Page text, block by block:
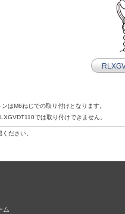
はM6ねじでの取り付けとなります。
では取り付けできません。
ださい。
ム